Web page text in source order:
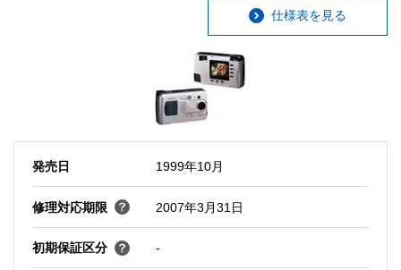
仕様表を見る
発売日 1999年10月
修理対応期限 2007年3月31日
初期保証区分 -